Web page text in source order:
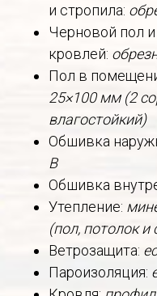
и стропила:
Черновой пол
кровлей:
Пол в
25×100 мм (2
влагостойкий)
Обшивка
В
Обшивка
Утепление:
(пол, потолок и
Ветрозащита:
Пароизоляция: